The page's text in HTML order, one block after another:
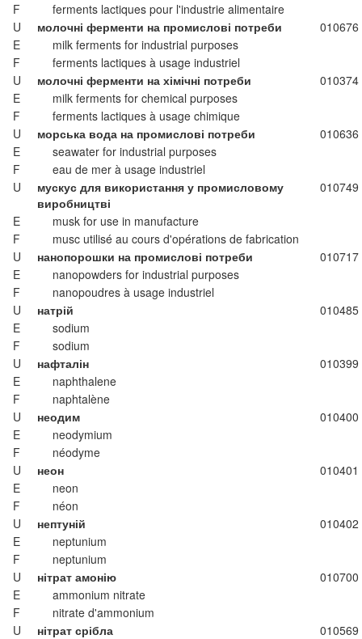
F
ferments lactiques pour l'industrie alimentaire
U
молочні ферменти на промислові потреби
010676
E
milk ferments for industrial purposes
F
ferments lactiques à usage industriel
U
молочні ферменти на хімічні потреби
010374
E
milk ferments for chemical purposes
F
ferments lactiques à usage chimique
U
морська вода на промислові потреби
010636
E
seawater for industrial purposes
F
eau de mer à usage industriel
U
мускус для використання у промисловому
виробництві
010749
E
musk for use in manufacture
F
musc utilisé au cours d'opérations de fabrication
U
нанопорошки на промислові потреби
010717
E
nanopowders for industrial purposes
F
nanopoudres à usage industriel
U
натрій
010485
E
sodium
F
sodium
U
нафталін
010399
E
naphthalene
F
naphtalène
U
неодим
010400
E
neodymium
F
néodyme
U
неон
010401
E
neon
F
néon
U
нептуній
010402
E
neptunium
F
neptunium
U
нітрат амонію
010700
E
ammonium nitrate
F
nitrate d'ammonium
U
нітрат срібла
010569